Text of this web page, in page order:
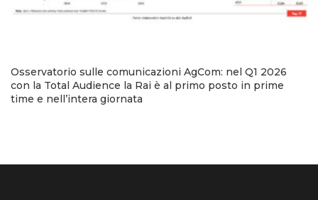
Osservatorio sulle comunicazioni AgCom: nel Q1 2026
con la Total Audience la Rai è al primo posto in prime
time e nell’intera giornata